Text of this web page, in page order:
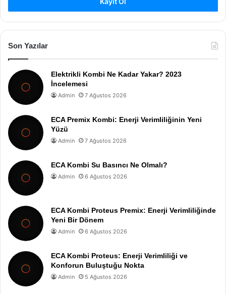
Son Yazılar
Elektrikli Kombi Ne Kadar Yakar? 2023
İncelemesi
Admin 7 Ağustos 2026
ECA Premix Kombi: Enerji Verimliliğinin Yeni
Yüzü
Admin 7 Ağustos 2026
ECA Kombi Su Basıncı Ne Olmalı?
Admin 6 Ağustos 2026
ECA Kombi Proteus Premix: Enerji Verimliliğinde
Yeni Bir Dönem
Admin 6 Ağustos 2026
ECA Kombi Proteus: Enerji Verimliliği ve
Konforun Buluştuğu Nokta
Admin 5 Ağustos 2026